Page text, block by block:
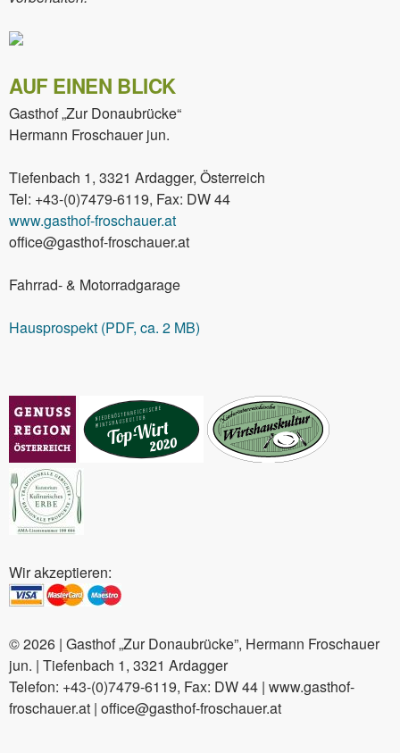
AUF EINEN BLICK
Gasthof „Zur Donaubrücke“
Hermann Froschauer jun.
Tiefenbach 1, 3321 Ardagger, Österreich
Tel: +43-(0)7479-6119, Fax: DW 44
www.gasthof-froschauer.at
office@gasthof-froschauer.at
Fahrrad- & Motorradgarage
Hausprospekt (PDF, ca. 2 MB)
Wir akzeptieren:
© 2026 | Gasthof „Zur Donaubrücke”, Hermann Froschauer
jun. | Tiefenbach 1, 3321 Ardagger
Telefon: +43-(0)7479-6119, Fax: DW 44 | www.gasthof-
froschauer.at | office@gasthof-froschauer.at